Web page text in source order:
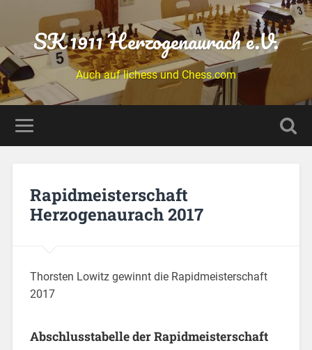
SK 1911 Herzogenaurach e.V.
Auch auf lichess und Chess.com
Rapidmeisterschaft
Herzogenaurach 2017
Thorsten Lowitz gewinnt die Rapidmeisterschaft
2017
Abschlusstabelle der Rapidmeisterschaft